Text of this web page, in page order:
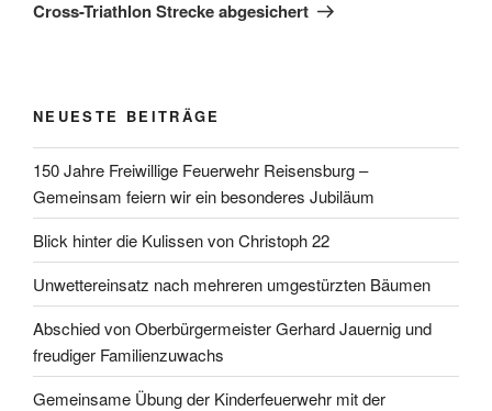
Cross-Triathlon Strecke abgesichert
NEUESTE BEITRÄGE
150 Jahre Freiwillige Feuerwehr Reisensburg –
Gemeinsam feiern wir ein besonderes Jubiläum
Blick hinter die Kulissen von Christoph 22
Unwettereinsatz nach mehreren umgestürzten Bäumen
Abschied von Oberbürgermeister Gerhard Jauernig und
freudiger Familienzuwachs
Gemeinsame Übung der Kinderfeuerwehr mit der